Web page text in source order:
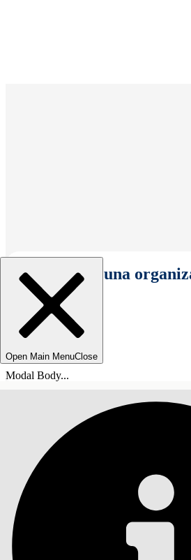
Seleccionar una
Open Main MenuClose
Modal Body...
ÍNDICE DE MATERIAS